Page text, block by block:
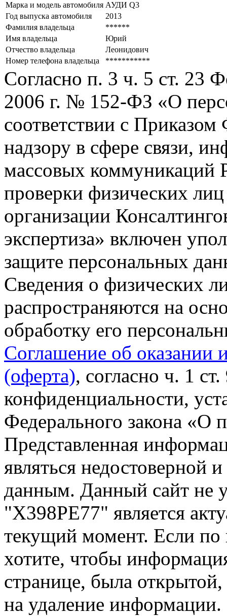
Марка и модель автомобиля АУДИ Q3
Год выпуска автомобиля
2013
Фамилия владельца
******
Имя владельца
Юрий
Отчество владельца
Леонидович
Номер телефона владельца
***********
Согласно п. 3 ч. 5 ст. 23
2006 г. № 152-ФЗ «О
соответствии с
надзору в сфере связи,
массовых коммуникаций
проверки физических
организации
экспертиза» включен
защите персональных
Сведения о физических
распространяются на
обработку его
Соглашение об оказании
(оферта), согласно ч. 1
конфиденциальности,
Федерального закона «О
Представленная
являться недостоверной
данным. Данный сайт не
"Х398РЕ77" является
текущий момент. Если
хотите, чтобы
странице, была открытой,
на удаление информации.